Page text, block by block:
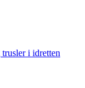
i idretten